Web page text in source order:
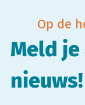
Op de
Meld je
nieuws!